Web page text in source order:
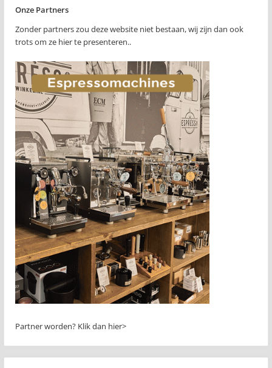
Onze Partners
Zonder partners zou deze website niet bestaan, wij zijn dan ook
trots om ze hier te presenteren..
Partner worden? Klik dan hier>